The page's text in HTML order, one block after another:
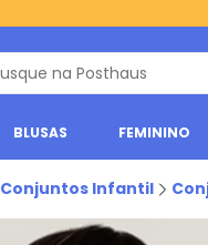
BLUSAS FEMININO
Conjuntos Infantil